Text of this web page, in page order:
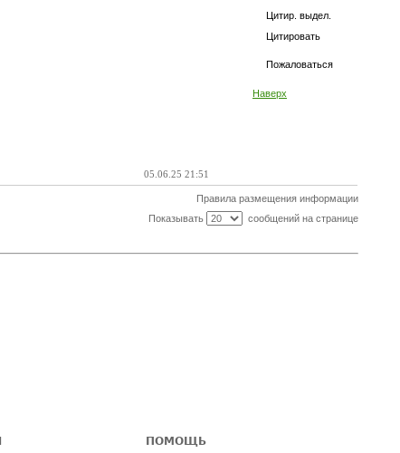
Цитир. выдел.
Цитировать
Пожаловаться
Наверх
05.06.25 21:51
Правила размещения информации
Показывать
сообщений на странице
ПОМОЩЬ